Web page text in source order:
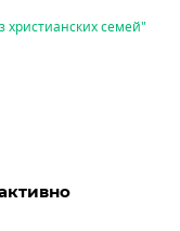
христианских семей"